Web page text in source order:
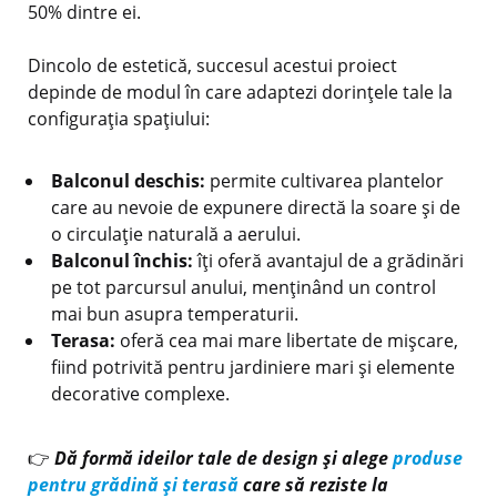
50% dintre ei.
Dincolo de estetică, succesul acestui proiect
depinde de modul în care adaptezi dorințele tale la
configurația spațiului:
Balconul deschis: permite cultivarea plantelor
care au nevoie de expunere directă la soare și de
o circulație naturală a aerului.
Balconul închis:îți oferă avantajul de a grădinări
pe tot parcursul anului, menținând un control
mai bun asupra temperaturii.
Terasa: oferă cea mai mare libertate de mișcare,
fiind potrivită pentru jardiniere mari și elemente
decorative complexe.
👉 Dă formă ideilor tale de design și alegeproduse
pentru grădină și terasăcare să reziste la